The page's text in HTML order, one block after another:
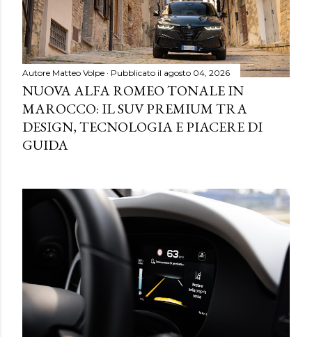
Autore Matteo Volpe Pubblicato il agosto 04, 2026
NUOVA ALFA ROMEO TONALE IN
MAROCCO: IL SUV PREMIUM TRA
DESIGN, TECNOLOGIA E PIACERE DI
GUIDA